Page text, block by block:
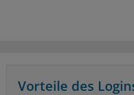
Vorteile des